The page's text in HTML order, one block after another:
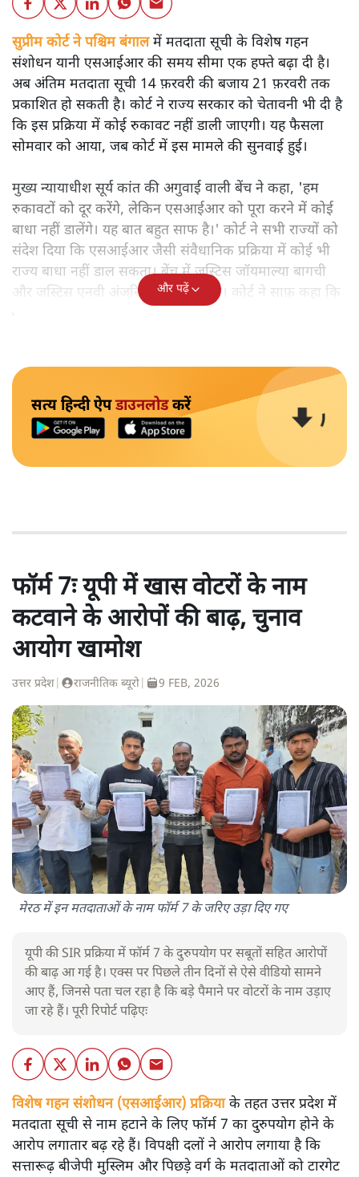
सुप्रीम कोर्ट ने पश्चिम बंगालमें मतदाता सूची के विशेष गहन
संशोधन यानी एसआईआर की समय सीमा एक हफ्ते बढ़ा दी है।
अब अंतिम मतदाता सूची 14 फ़रवरी की बजाय 21 फ़रवरी तक
प्रकाशित हो सकती है। कोर्ट ने राज्य सरकार को चेतावनी भी दी है
कि इस प्रक्रिया में कोई रुकावट नहीं डाली जाएगी। यह फैसला
सोमवार को आया, जब कोर्ट में इस मामले की सुनवाई हुई।
मुख्य न्यायाधीश सूर्य कांत की अगुवाई वाली बेंच ने कहा, 'हम
रुकावटों को दूर करेंगे, लेकिन एसआईआर को पूरा करने में कोई
बाधा नहीं डालेंगे। यह बात बहुत साफ है।' कोर्ट ने सभी राज्यों को
संदेश दिया कि एसआईआर जैसी संवैधानिक प्रक्रिया में कोई भी
राज्य बाधा नहीं डाल सकता। बेंच में जस्टिस जॉयमाल्या बागची
और जस्टिस एनवी अंजरिया भी शामिल थे। कोर्ट ने साफ़ कहा कि
यह सुधार का काम समय पर पूरा होना चाहिए।
और पढ़ें
सत्य हिन्दी ऐपडाउनलोडकरें
फॉर्म 7ः यूपी में खास वोटरों के नाम
कटवाने के आरोपों की बाढ़, चुनाव
आयोग खामोश
उत्तर प्रदेश राजनीतिक ब्यूरो 9 FEB, 2026
मेरठ में इन मतदाताओं के नाम फॉर्म 7 के जरिए उड़ा दिए गए
यूपी की SIR प्रक्रिया में फॉर्म 7 के दुरुपयोग पर सबूतों सहित आरोपों
की बाढ़ आ गई है। एक्स पर पिछले तीन दिनों से ऐसे वीडियो सामने
आए हैं, जिनसे पता चल रहा है कि बड़े पैमाने पर वोटरों के नाम उड़ाए
जा रहे हैं। पूरी रिपोर्ट पढ़िएः
विशेष गहन संशोधन (एसआईआर) प्रक्रियाके तहत उत्तर प्रदेश में
मतदाता सूची से नाम हटाने के लिए फॉर्म 7 का दुरुपयोग होने के
आरोप लगातार बढ़ रहे हैं। विपक्षी दलों ने आरोप लगाया है कि
सत्तारूढ़ बीजेपी मुस्लिम और पिछड़े वर्ग के मतदाताओं को टारगेट